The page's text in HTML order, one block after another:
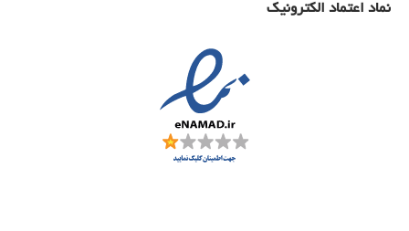
نماد اعتماد الکترونیک